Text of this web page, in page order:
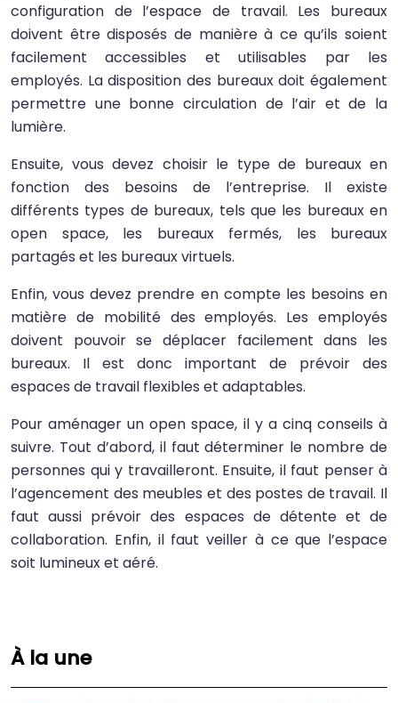
configuration de l’espace de travail. Les bureaux
doivent être disposés de manière à ce qu’ils soient
facilement accessibles et utilisables par les
employés. La disposition des bureaux doit également
permettre une bonne circulation de l’air et de la
lumière.
Ensuite, vous devez choisir le type de bureaux en
fonction des besoins de l’entreprise. Il existe
différents types de bureaux, tels que les bureaux en
open space, les bureaux fermés, les bureaux
partagés et les bureaux virtuels.
Enfin, vous devez prendre en compte les besoins en
matière de mobilité des employés. Les employés
doivent pouvoir se déplacer facilement dans les
bureaux. Il est donc important de prévoir des
espaces de travail flexibles et adaptables.
Pour aménager un open space, il y a cinq conseils à
suivre. Tout d’abord, il faut déterminer le nombre de
personnes qui y travailleront. Ensuite, il faut penser à
l’agencement des meubles et des postes de travail. Il
faut aussi prévoir des espaces de détente et de
collaboration. Enfin, il faut veiller à ce que l’espace
soit lumineux et aéré.
À la une